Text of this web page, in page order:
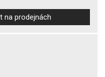
na prodejnách